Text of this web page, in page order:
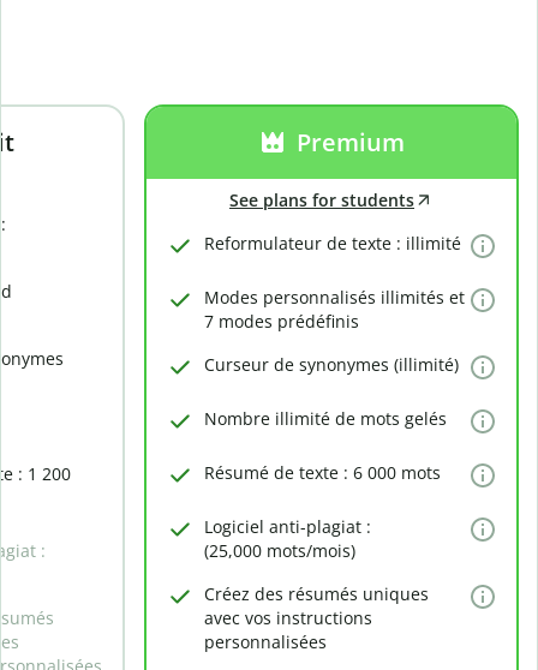
: 1 200
:
Premium
See plans for students
Reformulateur de texte : illimité
Modes personnalisés illimités et
7 modes prédéfinis
Curseur de synonymes (illimité)
Nombre illimité de mots gelés
Résumé de texte : 6 000 mots
Logiciel anti-plagiat :
(25,000 mots/mois)
Créez des résumés uniques
avec vos instructions
personnalisées